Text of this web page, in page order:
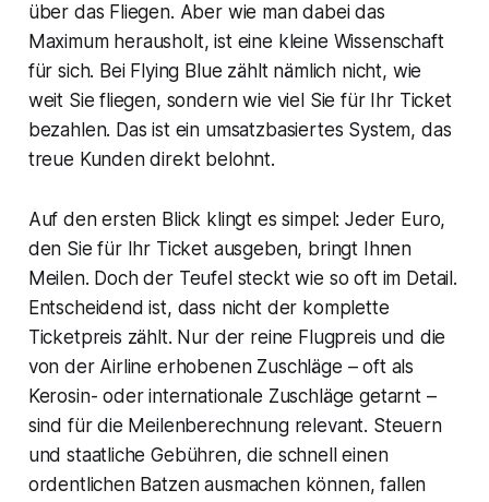
über das Fliegen. Aber wie man dabei das
Maximum herausholt, ist eine kleine Wissenschaft
für sich. Bei Flying Blue zählt nämlich nicht, wie
weit Sie fliegen, sondern wie viel Sie für Ihr Ticket
bezahlen. Das ist ein umsatzbasiertes System, das
treue Kunden direkt belohnt.
Auf den ersten Blick klingt es simpel: Jeder Euro,
den Sie für Ihr Ticket ausgeben, bringt Ihnen
Meilen. Doch der Teufel steckt wie so oft im Detail.
Entscheidend ist, dass nicht der komplette
Ticketpreis zählt. Nur der reine Flugpreis und die
von der Airline erhobenen Zuschläge – oft als
Kerosin- oder internationale Zuschläge getarnt –
sind für die Meilenberechnung relevant. Steuern
und staatliche Gebühren, die schnell einen
ordentlichen Batzen ausmachen können, fallen